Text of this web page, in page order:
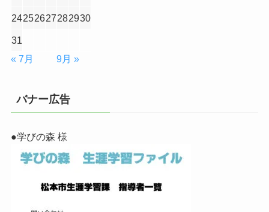
24252627282930
31
« 7月
9月 »
バナー広告
●学びの森 様